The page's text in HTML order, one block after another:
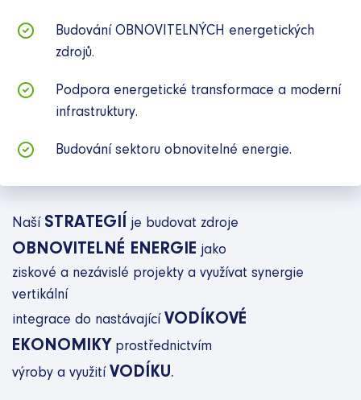
Budování OBNOVITELNÝCH energetických
zdrojů.
Podpora energetické transformace a moderní
infrastruktury.
Budování sektoru obnovitelné energie.
Naší STRATEGIÍ je budovat zdroje
OBNOVITELNÉ ENERGIE jako
ziskové a nezávislé projekty a využívat synergie
vertikální
integrace do nastávající VODÍKOVÉ
EKONOMIKY prostřednictvím
výroby a využití VODÍKU.